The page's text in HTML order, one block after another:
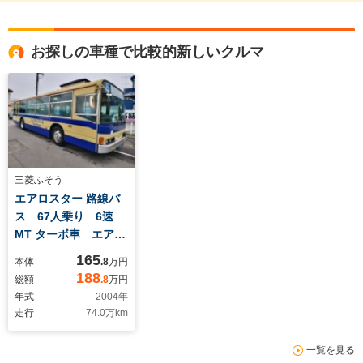
お探しの車種で比較的新しいクルマ
三菱ふそう
エアロスター 路線バ
ス 67人乗り 6速
MT ターボ車 エアサ
本体 165.8万円
総額
188.8万円
年式
2004年
走行
74.0万km
一覧を見る